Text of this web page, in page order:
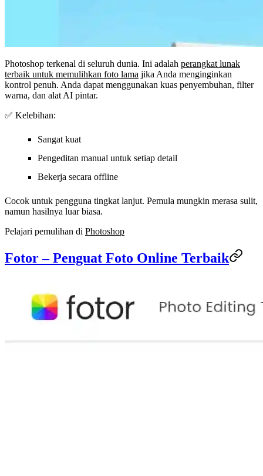
Photoshop terkenal di seluruh dunia. Ini adalah perangkat lunak
terbaik untuk memulihkan foto lama jika Anda menginginkan
kontrol penuh. Anda dapat menggunakan kuas penyembuhan, filter
warna, dan alat AI pintar.
✅ Kelebihan:
Sangat kuat
Pengeditan manual untuk setiap detail
Bekerja secara offline
Cocok untuk pengguna tingkat lanjut. Pemula mungkin merasa sulit,
namun hasilnya luar biasa.
Pelajari pemulihan di Photoshop
Fotor – Penguat Foto Online Terbaik